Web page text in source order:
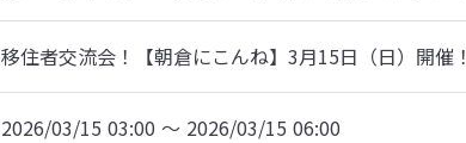
移住者交流会！【朝倉にこんね】3月15日（日）開催！
2026/03/15 03:00 〜 2026/03/15 06:00